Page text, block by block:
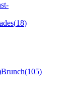
(18)
Brunch(105)